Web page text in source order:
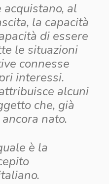
al
la capacità
di essere
le situazioni
connesse
interessi.
alcuni
che, già
nato.
è la